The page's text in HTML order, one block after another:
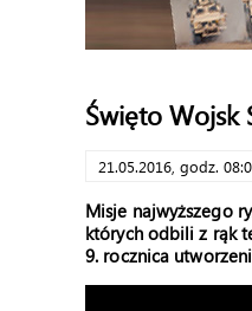
Święto Wojsk
21.05.2016, godz.
Misje najwyższego
których odbili z rąk
9. rocznica